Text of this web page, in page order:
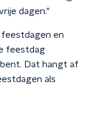
dagen."
feestdagen en
feestdag
Dat hangt af
als